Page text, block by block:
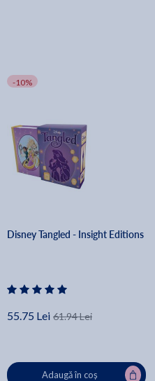
-10%
Disney Tangled - Insight Editions
55.75 Lei 61.94 Lei
Adaugă în coș